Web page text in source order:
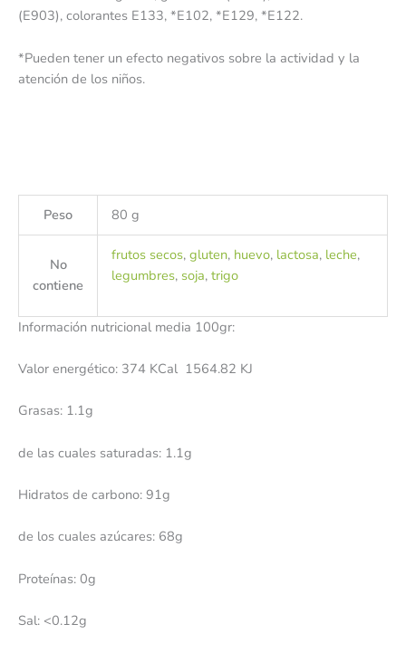
(E903), colorantes E133, *E102, *E129, *E122.
*Pueden tener un efecto negativos sobre la actividad y la
atención de los niños.
Peso 80 g
No
contiene
frutos secos, gluten, huevo, lactosa, leche,
legumbres, soja, trigo
Información nutricional media 100gr:
Valor energético: 374 KCal 1564.82 KJ
Grasas: 1.1g
de las cuales saturadas: 1.1g
Hidratos de carbono: 91g
de los cuales azúcares: 68g
Proteínas: 0g
Sal: <0.12g